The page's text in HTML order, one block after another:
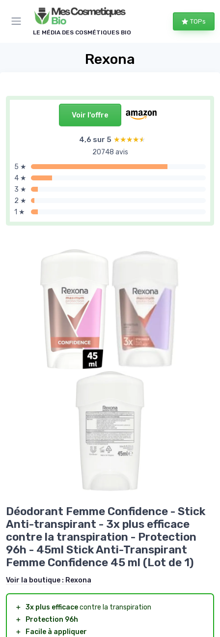
LE MÉDIA DES COSMÉTIQUES BIO
TOPs
Rexona
Voir l'offre
4,6 sur 5 ★★★★★
★★★★★
20748 avis
5 ★
4 ★
3 ★
2 ★
1 ★
Déodorant Femme Confidence - Stick
Anti-transpirant - 3x plus efficace
contre la transpiration - Protection
96h - 45ml Stick Anti-Transpirant
Femme Confidence 45 ml (Lot de 1)
Voir la boutique : Rexona
＋ 3x plus efficacecontre la transpiration
＋
Protection 96h
＋
Facile à appliquer
Panneau de gestion des cookies